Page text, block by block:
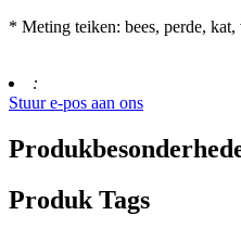
* Meting teiken: bees, perde, kat,
:
Stuur e-pos aan ons
Produk Tags